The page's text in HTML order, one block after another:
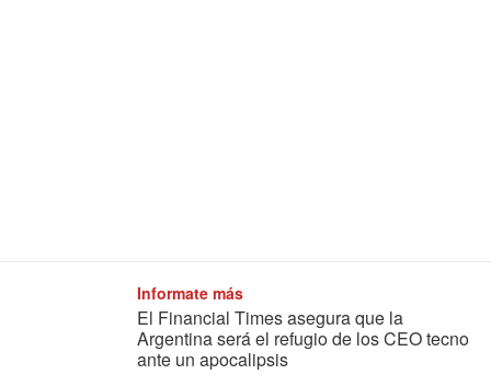
Informate más
El Financial Times asegura que la
Argentina será el refugio de los CEO tecno
ante un apocalipsis